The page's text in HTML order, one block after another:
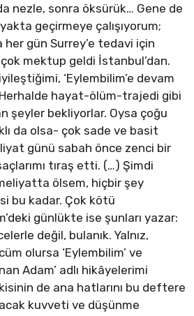
nezle, sonra öksürük… Gene de
geçirmeye çalışıyorum;
her gün Surrey’e tedavi için
mektup geldi İstanbul’dan.
‘Eylembilim’e devam
hayat-ölüm-trajedi gibi
şeyler bekliyorlar. Oysa çoğu
da olsa- çok sade ve basit
günü sabah önce zenci bir
tıraş etti. (…) Şimdi
ölsem, hiçbir şey
bu kadar. Çok kötü
günlükte ise şunları yazar:
değil, bulanık. Yalnız,
olursa ‘Eylembilim’ ve
Adam’ adlı hikâyelerimi
de ana hatlarını bu deftere
kuvveti ve düşünme